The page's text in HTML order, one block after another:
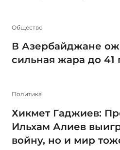
Общество
В Азербайджане
сильная жара до 41
Политика
Хикмет Гаджиев:
Ильхам Алиев
войну, но и мир